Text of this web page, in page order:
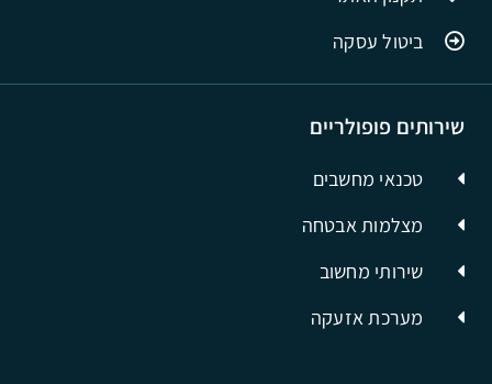
שירותים פופולריים
טכנאי מחשבים
מצלמות אבטחה
שירותי מחשוב
מערכת אזעקה
ביטול עסקה